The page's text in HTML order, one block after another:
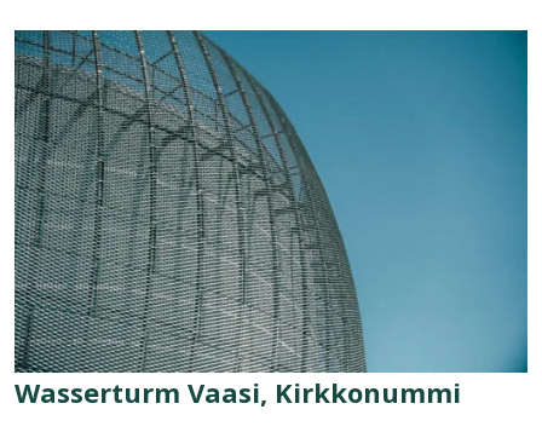
Referenz
ansehen:
Wasserturm
Vaasi,
Kirkkonummi
Wasserturm Vaasi, Kirkkonummi